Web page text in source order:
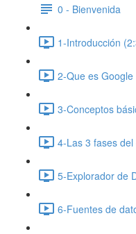
0 - Bienvenida
1-Introducción
2-Que es
3-Conceptos
4-Las 3 fases
5-Explorador de
6-Fuentes de